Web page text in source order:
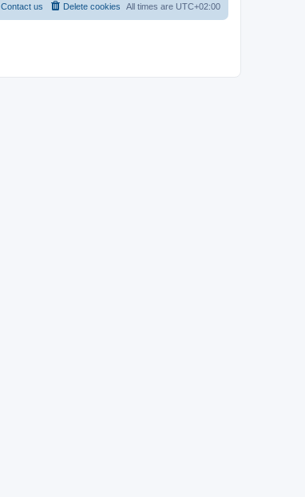
All times are UTC+02:00
Delete cookies
Contact us